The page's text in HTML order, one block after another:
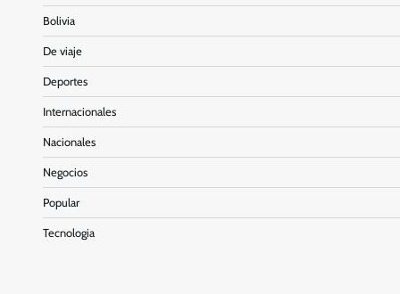
Bolivia
De viaje
Deportes
Internacionales
Nacionales
Negocios
Popular
Tecnologia